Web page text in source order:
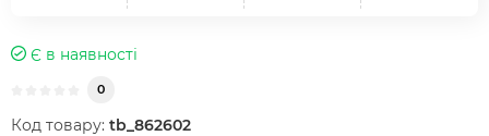
Є в наявності
0
Код товару: tb_862602